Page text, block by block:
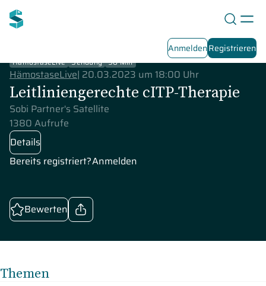
AnmeldenRegistrieren
HämostaseLive Sendung 90 Min
HämostaseLive| 20.03.2023 um 18:00 Uhr
Leitliniengerechte cITP-Therapie
Sobi Partner's Satellite
1380 Aufrufe
Details
Bereits registriert?Anmelden
Bewerten
Themen